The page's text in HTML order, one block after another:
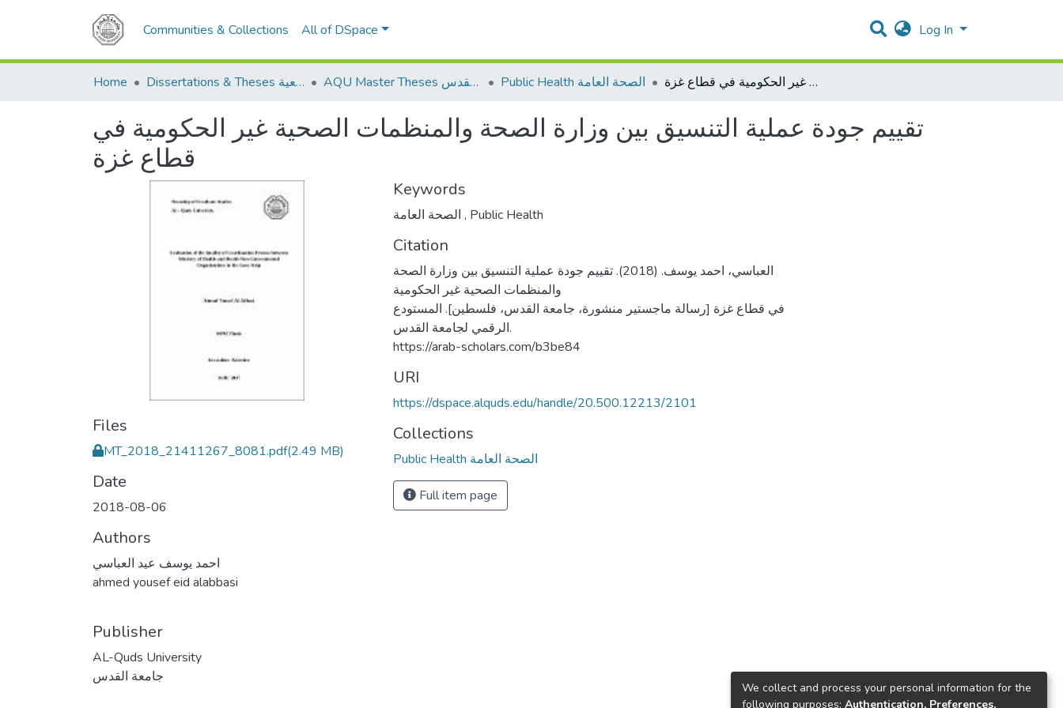
Communities & Collections All of DSpace Log In
Home Dissertations & Theses الرسائل الجامعية AQU Master Theses الرسائل الجامعية الخاصة بجامعة القدس Public Health الصحة العامة تقييم جودة عملية التنسيق بين وزارة الصحة والمنظمات الصحية غير الحكومية في قطاع غزة
تقييم جودة عملية التنسيق بين وزارة الصحة والمنظمات الصحية غير الحكومية في
قطاع غزة
Files
MT_2018_21411267_8081.pdf(2.49 MB)
Date
2018-08-06
Authors
احمد يوسف عيد العباسي
ahmed yousef eid alabbasi
Publisher
AL-Quds University
جامعة القدس
Keywords
, Public Health
Citation
العباسي، احمد يوسف. (2018). تقييم جودة عملية التنسيق بين وزارة الصحة
والمنظمات الصحية غير الحكومية
في قطاع غزة [رسالة ماجستير منشورة، جامعة القدس، فلسطين]. المستودع
الرقمي لجامعة القدس.
https://arab-scholars.com/b3be84
URI
https://dspace.alquds.edu/handle/20.500.12213/2101
Collections
Public Health الصحة العامة
Full item page
We collect and process your personal information for the
following purposes: Authentication, Preferences,